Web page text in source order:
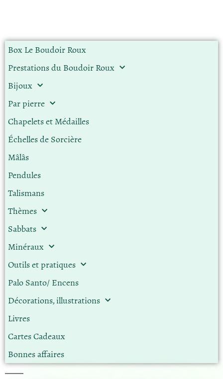
Box Le Boudoir Roux
Prestations du Boudoir Roux
Bijoux
Par pierre
Chapelets et Médailles
Échelles de Sorcière
Mâlâs
Pendules
Talismans
Thèmes
Sabbats
Minéraux
Outils et pratiques
Palo Santo/ Encens
Décorations, illustrations
Livres
Cartes Cadeaux
Bonnes affaires